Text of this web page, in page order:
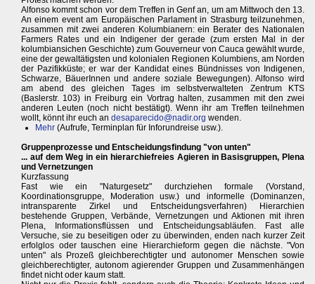
Alfonso kommt schon vor dem Treffen in Genf an, um am Mittwoch den 13.
An einem event am Europäischen Parlament in Strasburg teilzunehmen,
zusammen mit zwei anderen Kolumbianern: ein Berater des Nationalen
Farmers Rates und ein Indigener der gerade (zum ersten Mal in der
kolumbiansichen Geschichte) zum Gouverneur von Cauca gewählt wurde,
eine der gewaltätigsten und kolonialen Regionen Kolumbiens, am Norden
der Pazifikküste; er war der Kandidat eines Bündnisses von Indigenen,
Schwarze, BäuerInnen und andere soziale Bewegungen). Alfonso wird
am abend des gleichen Tages im selbstverwalteten Zentrum KTS
(Baslerstr. 103) in Freiburg ein Vortrag halten, zusammen mit den zwei
anderen Leuten (noch nicht bestätigt). Wenn ihr am Treffen teilnehmen
wollt, könnt ihr euch an desaparecido@nadir.org wenden.
Mehr (Aufrufe, Terminplan für Inforundreise usw.).
Gruppenprozesse und Entscheidungsfindung "von unten"
... auf dem Weg in ein hierarchiefreies Agieren in Basisgruppen, Plena
und Vernetzungen
Kurzfassung
Fast wie ein "Naturgesetz" durchziehen formale (Vorstand,
Koordinationsgruppe, Moderation usw.) und informelle (Dominanzen,
intransparente Zirkel und Entscheidungsverfahren) Hierarchien
bestehende Gruppen, Verbände, Vernetzungen und Aktionen mit ihren
Plena, Informationsflüssen und Entscheidungsabläufen. Fast alle
Versuche, sie zu beseitigen oder zu überwinden, enden nach kurzer Zeit
erfolglos oder tauschen eine Hierarchieform gegen die nächste. "Von
unten" als Prozeß gleichberechtigter und autonomer Menschen sowie
gleichberechtigter, autonom agierender Gruppen und Zusammenhängen
findet nicht oder kaum statt.